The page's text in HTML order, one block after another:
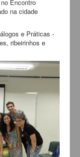
Encontro
na cidade
e Práticas -
ribeirinhos e